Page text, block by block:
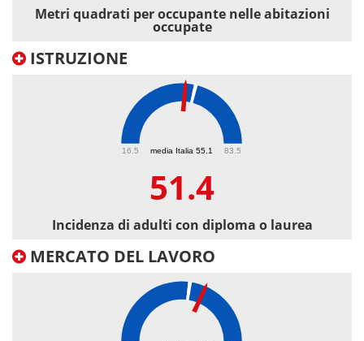
Metri quadrati per occupante nelle abitazioni
occupate
ISTRUZIONE
media Italia 55.1
16.5 83.5
51.4
Incidenza di adulti con diploma o laurea
MERCATO DEL LAVORO